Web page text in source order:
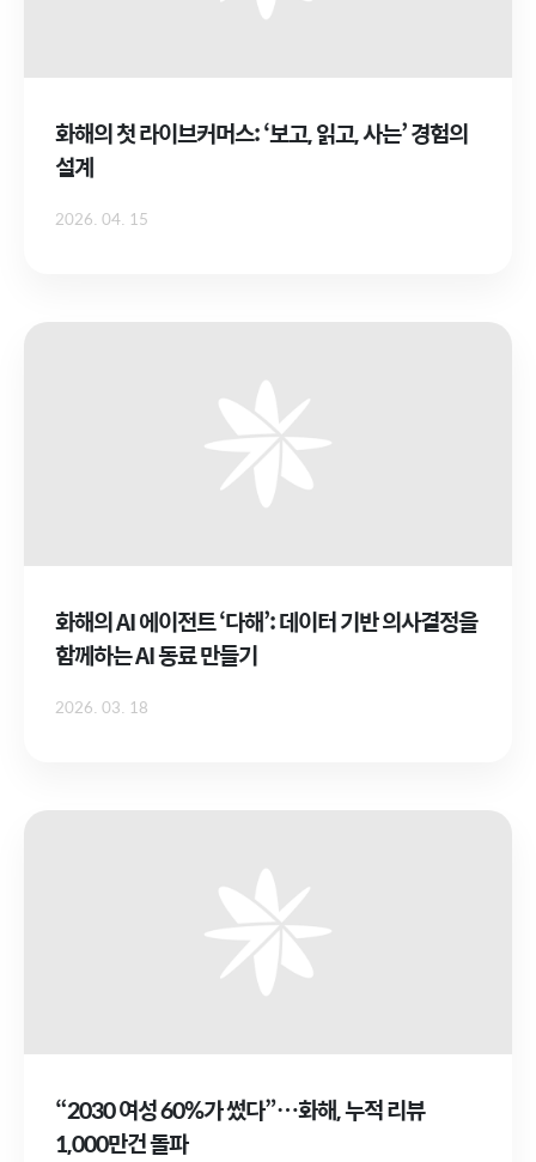
화해의 첫 라이브커머스: ‘보고, 읽고, 사는’ 경험의
설계
2026. 04. 15
화해의 AI 에이전트 ‘다해’: 데이터 기반 의사결정을
함께하는 AI 동료 만들기
2026. 03. 18
“2030 여성 60%가 썼다”…화해, 누적 리뷰
1,000만건 돌파